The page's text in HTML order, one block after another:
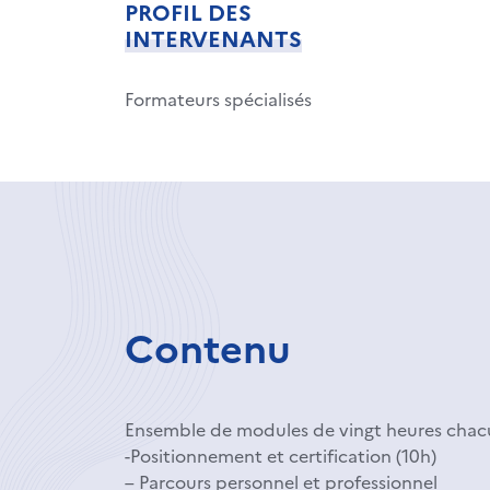
PROFIL DES
INTERVENANTS
Formateurs spécialisés
Contenu
Ensemble de modules de vingt heures
-Positionnement et certification (10h)
– Parcours personnel et professionnel